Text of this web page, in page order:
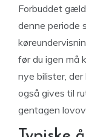
Forbuddet
denne periode
før du igen må
nye bilister,
også gives til
gentagen